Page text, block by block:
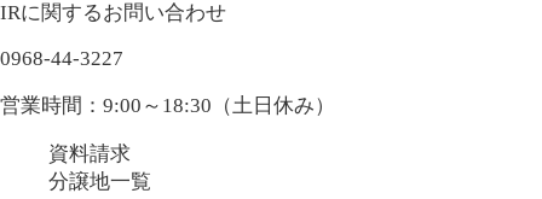
IRに関するお問い合わせ
0968-44-3227
営業時間：9:00～18:30（土日休み）
資料請求
分譲地一覧